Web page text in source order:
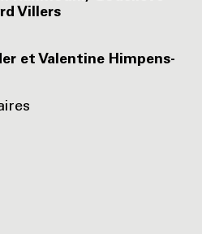
Villers
et Valentine Himpens-